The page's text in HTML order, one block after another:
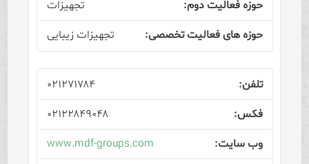
تجهیزات
تجهیزات زیبایی
۰۲۱۲۷۱۷۸۴
۰۲۱۲۲۸۴۹۰۴۸
www.mdf-groups.com